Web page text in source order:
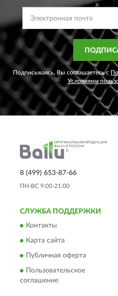
Подписываясь, Вы соглашаетесь с
Условиями
8 (499) 653-87-66
ПН-ВС 9:00-21:00
СЛУЖБА ПОДДЕРЖКИ
Контакты
Карта сайта
Публичная оферта
Пользовательское
соглашение